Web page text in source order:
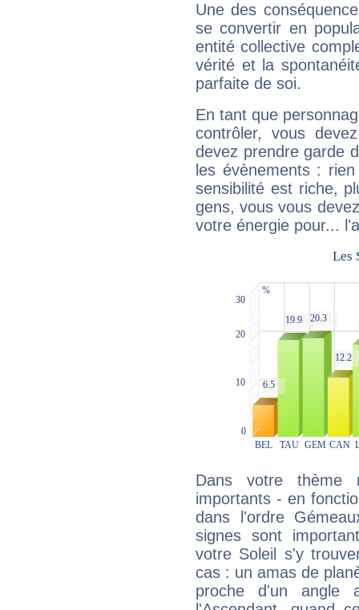
Une des
se convertir en
entité collective
vérité et la
parfaite de soi.
En tant que
contrôler, vous
devez prendre garde
les évènements :
sensibilité est riche,
gens, vous vous
votre énergie pour...
Dans votre thème
importants - en
dans l'ordre
signes sont
votre Soleil s'y
cas : un amas de
proche d'un